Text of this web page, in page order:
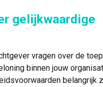
gelijkwaardige
vragen over de
binnen jouw
belangrijk